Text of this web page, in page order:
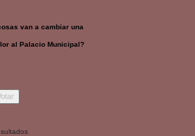
van a cambiar una
al Palacio Municipal?